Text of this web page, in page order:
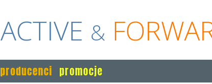
ACTIVE &
producenci promocje